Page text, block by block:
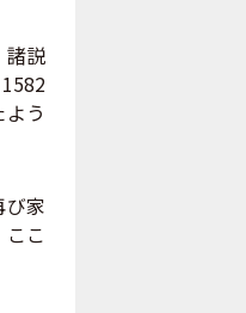
諸説
う
家
こ